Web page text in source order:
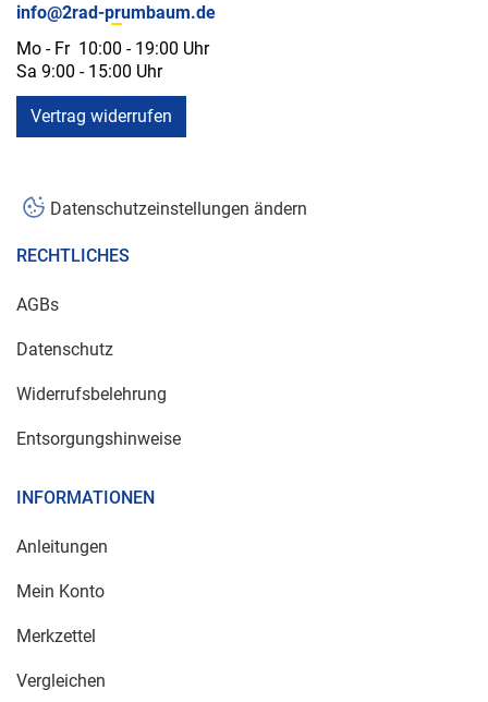
info@2rad-prumbaum.de
Mo - Fr 10:00 - 19:00 Uhr
Sa 9:00 - 15:00 Uhr
Vertrag widerrufen
Datenschutzeinstellungen ändern
RECHTLICHES
AGBs
Datenschutz
Widerrufsbelehrung
Entsorgungshinweise
INFORMATIONEN
Anleitungen
Mein Konto
Merkzettel
Vergleichen